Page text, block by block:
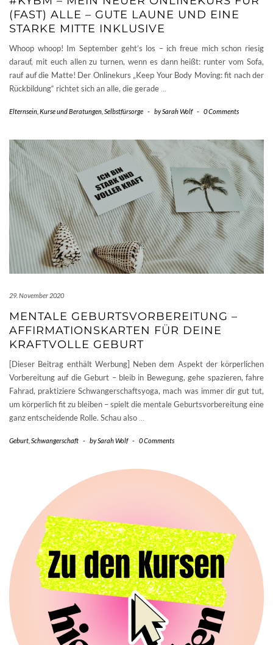
(FAST) ALLE – GUTE LAUNE UND EINE
STARKE MITTE INKLUSIVE
Whoop whoop! Im September geht’s los – ich freue mich schon riesig
darauf, mit euch allen zu turnen, wenn es dann heißt: runter vom Sofa,
rauf auf die Matte! Der Onlinekurs „Keep Your Body Moving: fit nach der
Rückbildung“ richtet sich an alle, die gerade
Elternsein Kurse und Beratungen Selbstfürsorge - bySarah Wolf - 0 Comments
29. November 2020
MENTALE GEBURTSVORBEREITUNG –
AFFIRMATIONSKARTEN FÜR DEINE
KRAFTVOLLE GEBURT
[Dieser Beitrag enthält Werbung] Neben dem Aspekt der körperlichen
Vorbereitung auf die Geburt – bleib in Bewegung, gehe spazieren, fahre
Fahrad, praktiziere Schwangerschaftsyoga, mach was immer dir gut tut,
um körperlich fit zu bleiben – spielt die mentale Geburtsvorbereitung eine
ganz entscheidende Rolle. Schau also
Geburt Schwangerschaft - bySarah Wolf - 0 Comments